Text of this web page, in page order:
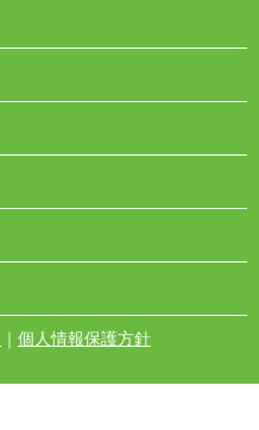
｜ 個人情報保護方針